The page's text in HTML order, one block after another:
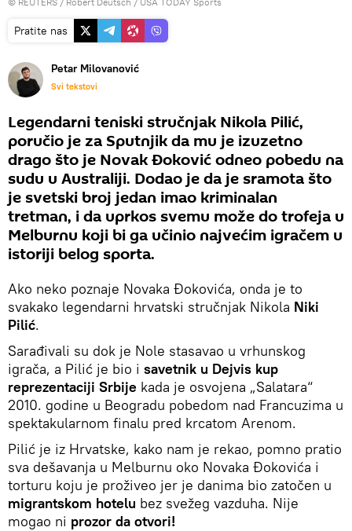
Pratite nas
Petar Milovanović
Svi tekstovi
Legendarni teniski stručnjak Nikola Pilić,
poručio je za Sputnjik da mu je izuzetno
drago što je Novak Đoković odneo pobedu na
sudu u Australiji. Dodao je da je sramota što
je svetski broj jedan imao kriminalan
tretman, i da uprkos svemu može do trofeja u
Melburnu koji bi ga učinio najvećim igračem u
istoriji belog sporta.
Ako neko poznaje Novaka Đokovića, onda je to
svakako legendarni hrvatski stručnjak Nikola Niki
Pilić.
Sarađivali su dok je Nole stasavao u vrhunskog
igrača, a Pilić je bio i savetnik u Dejvis kup
reprezentaciji Srbije kada je osvojena „Salatara“
2010. godine u Beogradu pobedom nad Francuzima u
spektakularnom finalu pred krcatom Arenom.
Pilić je iz Hrvatske, kako nam je rekao, pomno pratio
sva dešavanja u Melburnu oko Novaka Đokovića i
torturu koju je proživeo jer je danima bio zatočen u
migrantskom hotelu bez svežeg vazduha. Nije
mogao ni prozor da otvori!